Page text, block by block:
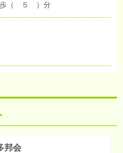
歩（ ５ ）分
邦会